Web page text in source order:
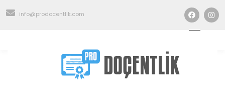
info@prodocentlik.com